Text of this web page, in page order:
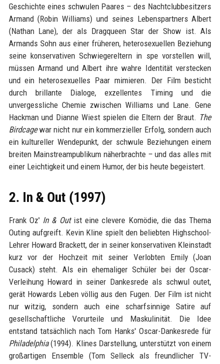
Geschichte eines schwulen Paares – des Nachtclubbesitzers
Armand (Robin Williams) und seines Lebenspartners Albert
(Nathan Lane), der als Dragqueen Star der Show ist. Als
Armands Sohn aus einer früheren, heterosexuellen Beziehung
seine konservativen Schwiegereltern in spe vorstellen will,
müssen Armand und Albert ihre wahre Identität verstecken
und ein heterosexuelles Paar mimieren. Der Film besticht
durch brillante Dialoge, exzellentes Timing und die
unvergessliche Chemie zwischen Williams und Lane. Gene
Hackman und Dianne Wiest spielen die Eltern der Braut. The
Birdcagewar nicht nur ein kommerzieller Erfolg, sondern auch
ein kultureller Wendepunkt, der schwule Beziehungen einem
breiten Mainstreampublikum näherbrachte – und das alles mit
einer Leichtigkeit und einem Humor, der bis heute begeistert.
2. In & Out (1997)
Frank Oz' In & Outist eine clevere Komödie, die das Thema
Outing aufgreift. Kevin Kline spielt den beliebten Highschool-
Lehrer Howard Brackett, der in seiner konservativen Kleinstadt
kurz vor der Hochzeit mit seiner Verlobten Emily (Joan
Cusack) steht. Als ein ehemaliger Schüler bei der Oscar-
Verleihung Howard in seiner Dankesrede als schwul outet,
gerät Howards Leben völlig aus den Fugen. Der Film ist nicht
nur witzig, sondern auch eine scharfsinnige Satire auf
gesellschaftliche Vorurteile und Maskulinität. Die Idee
entstand tatsächlich nach Tom Hanks' Oscar-Dankesrede für
Philadelphia(1994). Klines Darstellung, unterstützt von einem
großartigen Ensemble (Tom Selleck als freundlicher TV-